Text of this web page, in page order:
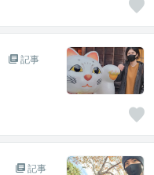
記事
記事